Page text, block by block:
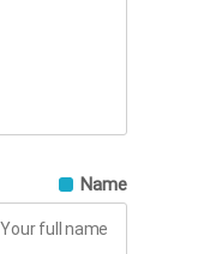
Name